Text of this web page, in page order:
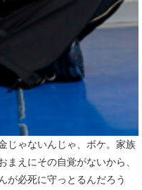
じゃないんじゃ、ボケ。家族
えにその自覚がないから、
が必死に守っとるんだろう